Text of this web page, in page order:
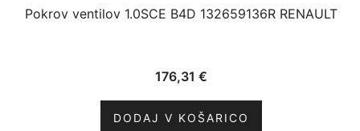
Pokrov ventilov 1.0SCE B4D 132659136R RENAULT
176,31 €
DODAJ V KOŠARICO